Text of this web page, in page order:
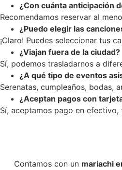
¿Con cuánta anticipación
Recomendamos reservar al
¿Puedo elegir las
¡Claro! Puedes seleccionar tus
¿Viajan fuera de la ciudad?
Sí, podemos trasladarnos a
¿A qué tipo de eventos
Serenatas, cumpleaños, bodas,
¿Aceptan pagos con
Sí, aceptamos pago en
Contamos con un mariachi